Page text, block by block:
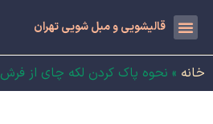
قالیشویی و مبل شویی تهران
خانه » نحوه پاک کردن لکه چای از فرش